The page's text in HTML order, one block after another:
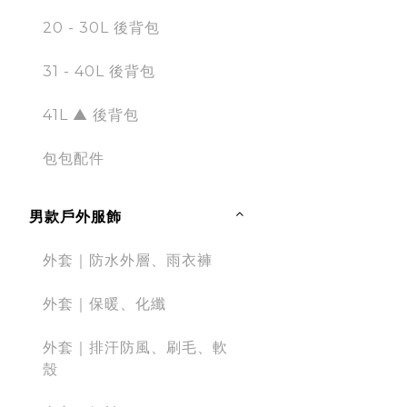
20 - 30L 後背包
31 - 40L 後背包
41L ▲ 後背包
包包配件
男款戶外服飾
外套｜防水外層、雨衣褲
外套｜保暖、化纖
外套｜排汗防風、刷毛、軟
殼